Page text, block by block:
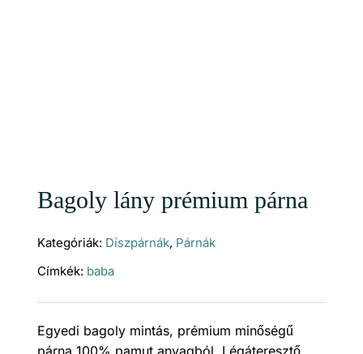
Bagoly lány prémium párna
Kategóriák: Díszpárnák, Párnák
Címkék: baba
Egyedi bagoly mintás, prémium minőségű
párna 100% pamut anyagból. Légáteresztő,